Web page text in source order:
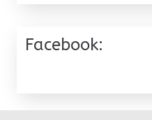
Facebook: